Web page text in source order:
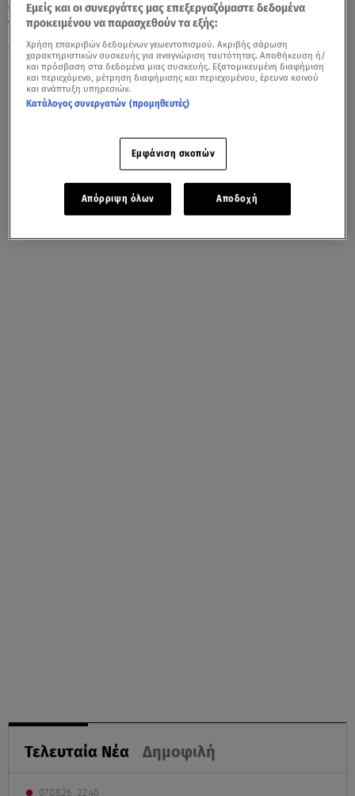
10.06.26, 11:23
Το πρώτο αντιγόνο εμβόλιο σχεδιασμένο
από τεχνητή νοημοσύνη είναι γεγονός!
Τελευταία Νέα Δημοφιλή
07.08.26 , 22:40
Εμείς και οι συνεργάτες μας επεξεργαζόμαστε δεδομένα
προκειμένου να παρασχεθούν τα εξής:
Χρήση επακριβών δεδομένων γεωεντοπισμού. Ακριβής σάρωση
χαρακτηριστικών συσκευής για αναγνώριση ταυτότητας. Αποθήκευση ή/
και πρόσβαση στα δεδομένα μιας συσκευής. Εξατομικευμένη διαφήμιση
και περιεχόμενο, μέτρηση διαφήμισης και περιεχομένου, έρευνα κοινού
και ανάπτυξη υπηρεσιών.
Κατάλογος συνεργατών (προμηθευτές)
Εμφάνιση σκοπών
Απόρριψη όλων Αποδοχή